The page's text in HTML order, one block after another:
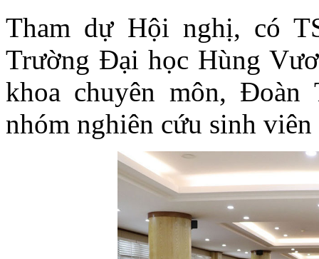
Tham dự Hội nghị, có
Trường Đại học Hùng
khoa chuyên môn, Đoàn
nhóm nghiên cứu sinh